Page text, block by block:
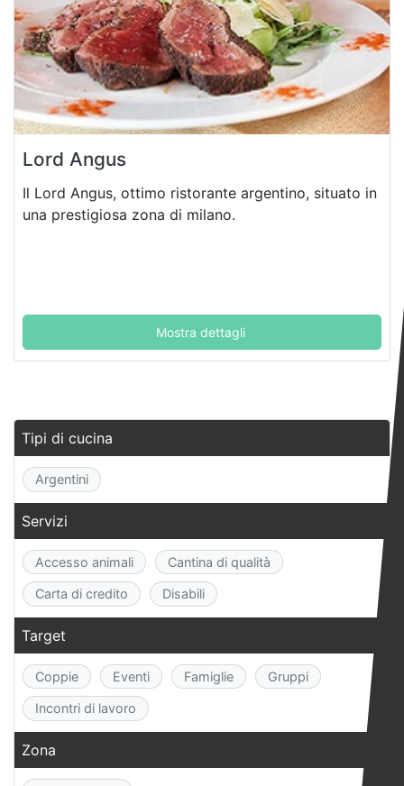
Lord Angus
Il Lord Angus, ottimo ristorante argentino, situato in
una prestigiosa zona di milano.
Mostra dettagli
Tipi di cucina
Argentini
Servizi
Accesso animali Cantina di qualità
Carta di credito Disabili
Target
Coppie Eventi Famiglie Gruppi
Incontri di lavoro
Zona